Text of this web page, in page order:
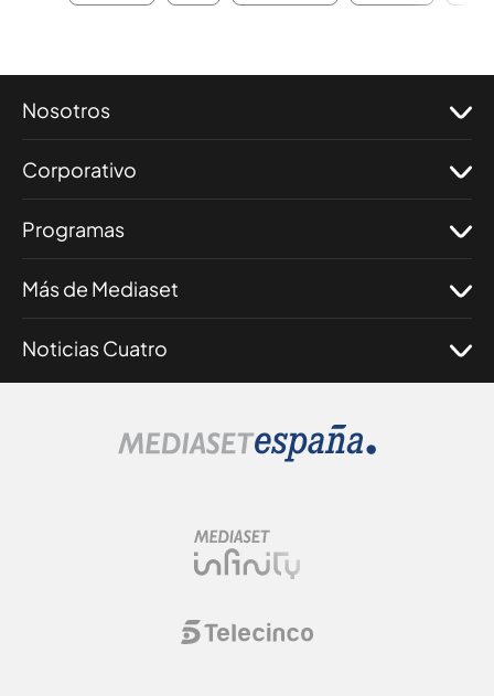
Nosotros
Corporativo
Programas
Más de Mediaset
Noticias Cuatro